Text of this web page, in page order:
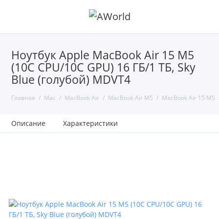
Ноутбук Apple MacBook Air 15 M5
(10C CPU/10C GPU) 16 ГБ/1 ТБ, Sky
Blue (голубой) MDVT4
Главная Mac MacBook Air MacBook Air M5 MacBook Air 15 M5
Описание Характеристики